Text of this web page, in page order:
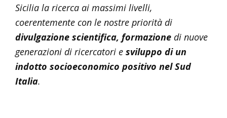
Sicilia la ricerca ai massimi livelli,
coerentemente con le nostre priorità di
divulgazione scientifica, formazionedi nuove
generazioni di ricercatori esviluppo di un
indotto socioeconomico positivo nel Sud
Italia.